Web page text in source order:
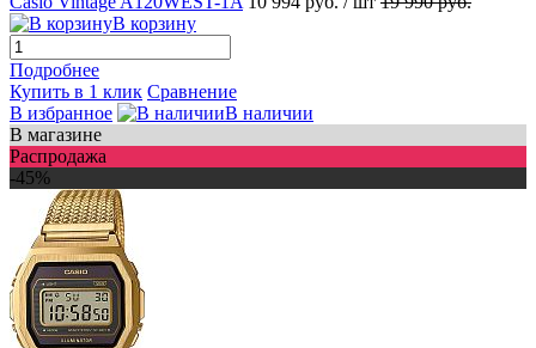
В корзину
Подробнее
Купить в 1 клик Сравнение
В избранное
В наличии
В магазине
Распродажа
-45%